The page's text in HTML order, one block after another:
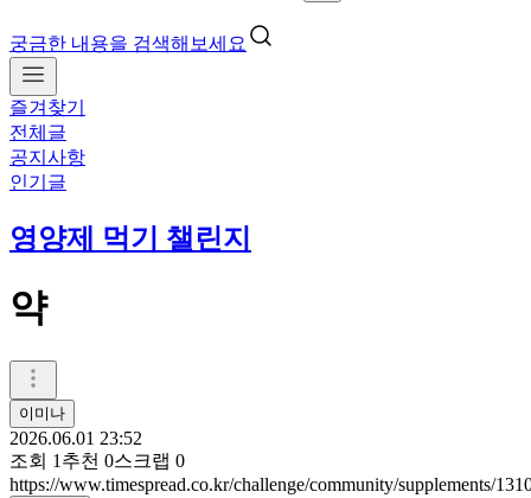
궁금한 내용을 검색해보세요
즐겨찾기
전체글
공지사항
인기글
영양제 먹기 챌린지
약
이미나
2026.06.01 23:52
조회 1 추천 0스크랩 0
https://www.timespread.co.kr/challenge/community/supplements/